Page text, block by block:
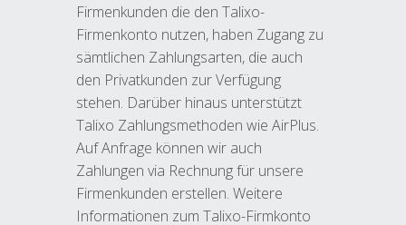
Firmenkunden die den Talixo-
Firmenkonto nutzen, haben Zugang zu
sämtlichen Zahlungsarten, die auch
den Privatkunden zur Verfügung
stehen. Darüber hinaus unterstützt
Talixo Zahlungsmethoden wie AirPlus.
Auf Anfrage können wir auch
Zahlungen via Rechnung für unsere
Firmenkunden erstellen. Weitere
Informationen zum Talixo-Firmkonto